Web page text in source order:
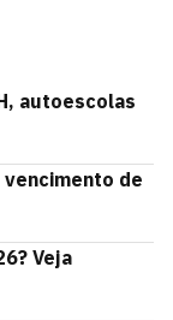
autoescolas
de
Veja